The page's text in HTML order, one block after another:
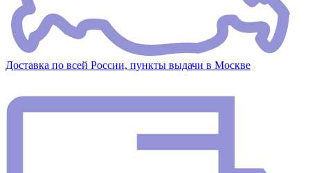
Доставка по всей России, пункты выдачи в Москве